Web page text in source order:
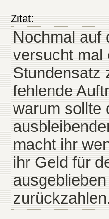
Zitat:
Nochmal auf
versucht mal
Stundensatz
fehlende
warum sollte
macht ihr
ihr Geld für